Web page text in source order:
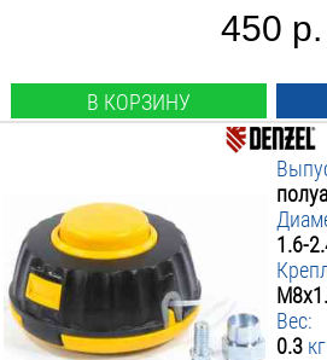
450 р.
В КОРЗИНУ
1.6-
Вес:
0.3 кг